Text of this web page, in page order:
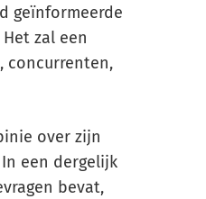
geïnformeerde
zal een
concurrenten,
over zijn
een dergelijk
bevat,